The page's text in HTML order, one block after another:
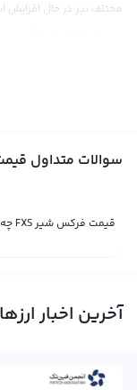
مختلف نیز در حال افزایش
عرضه و تقاضای ایجاد شده
صورت وجود معاملات بیشتر
قیمت این ارز در مقابل
دلیل پایداری بیشتر،
قیمت لحظه ای فرکس
سوالات متداول
قیمت فرکس شیر FXS چه قدر است و از کجا می‌توانم مشاهده کنم؟
آخرین اخبار